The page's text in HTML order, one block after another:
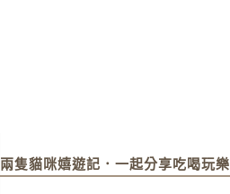
兩隻貓咪嬉遊記．一起分享吃喝玩樂